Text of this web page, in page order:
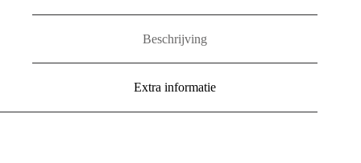
Beschrijving
Extra informatie